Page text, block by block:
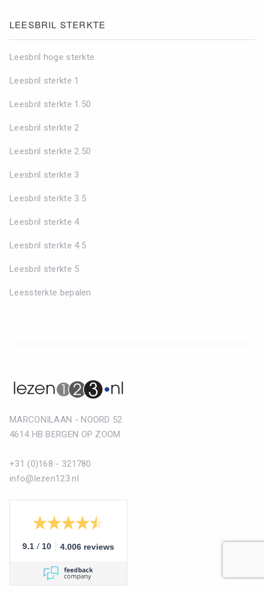
LEESBRIL STERKTE
Leesbril hoge sterkte
Leesbril sterkte 1
Leesbril sterkte 1.50
Leesbril sterkte 2
Leesbril sterkte 2.50
Leesbril sterkte 3
Leesbril sterkte 3.5
Leesbril sterkte 4
Leesbril sterkte 4.5
Leesbril sterkte 5
Leessterkte bepalen
MARCONILAAN - NOORD 52
4614 HB BERGEN OP ZOOM
+31 (0)168 - 321780
info@lezen123.nl
9.1 / 10 4.006 reviews